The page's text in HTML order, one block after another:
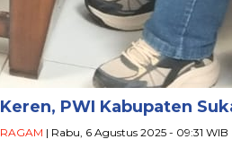
Keren, PWI Kabupaten
RAGAM | Rabu, 6 Agustus 2025 - 09:31 WIB